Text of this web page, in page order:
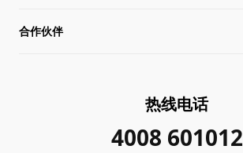
管理层信息
行业动态
下载中心
合作伙伴
热线电话
4008 601012